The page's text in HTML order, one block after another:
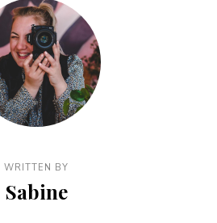
WRITTEN BY
Sabine